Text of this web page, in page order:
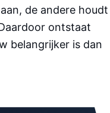
de andere houdt
ontstaat
belangrijker is dan